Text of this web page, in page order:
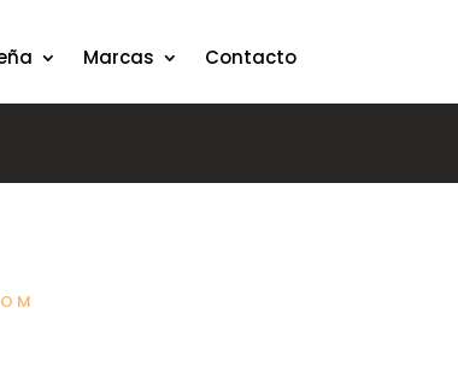
Marcas Contacto